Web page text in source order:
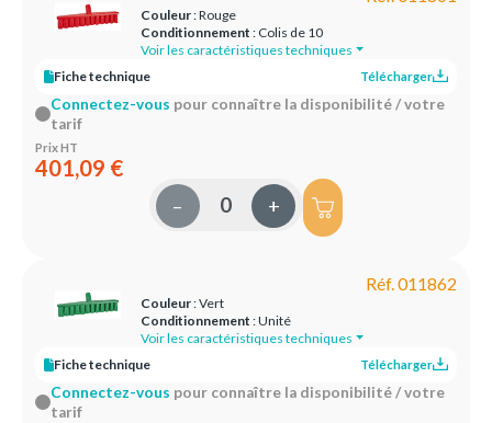
Couleur: Rouge
Conditionnement : Colis de 10
Voir les caractéristiques techniques
Fiche technique
Télécharger
Connectez-vous pour connaître la disponibilité / votre
tarif
Prix HT
401,09 €
– +
Réf. 011862
Couleur: Vert
Conditionnement : Unité
Voir les caractéristiques techniques
Fiche technique
Télécharger
Connectez-vous pour connaître la disponibilité / votre
tarif